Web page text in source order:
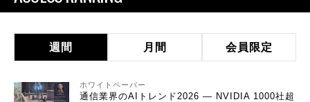
週間 月間 会員限定
ホワイトペーパー
通信業界のAIトレンド2026 ― NVIDIA 1000社超